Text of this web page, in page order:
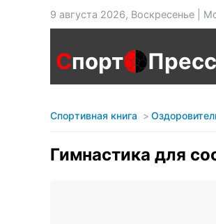
9 августа 2026, Воскресенье |
Спорт
Спортивная книга
Гимнастика для